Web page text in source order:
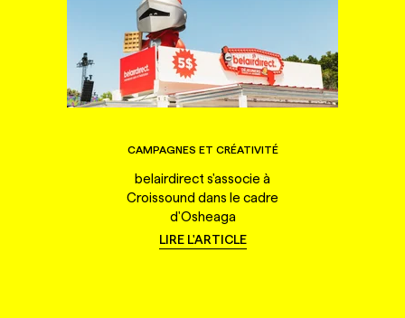
CAMPAGNES ET CRÉATIVITÉ
belairdirect s'associe à
Croissound dans le cadre
d'Osheaga
LIRE L'ARTICLE